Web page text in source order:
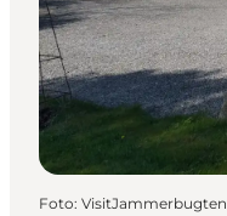
Foto: VisitJammerbugten